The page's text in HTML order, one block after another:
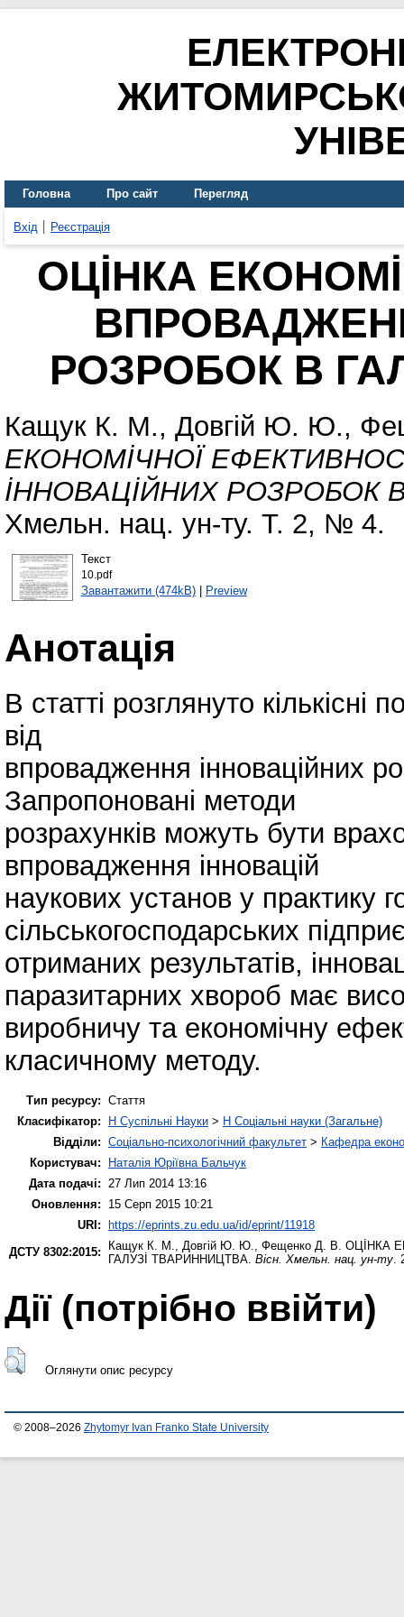
Головна Про сайт Перегляд
Вхід Реєстрація
ОЦİНКА
РОЗРОБОК В
Кащук К. М., Довгій Ю. Ю.,
ЕКОНОМİЧНОЇ
İННОВАЦİЙНИХ РОЗРОБОК
Хмельн. нац. ун-ту. Т. 2, № 4.
Текст
10.pdf
Завантажити (474kB)| Preview
Анотація
В статті розглянуто кількісні
від
впровадження інноваційних
Запропоновані методи
розрахунків можуть бути
впровадження інновацій
наукових установ у практику
сільськогосподарських
отриманих результатів,
паразитарних хвороб має
виробничу та економічну
класичному методу.
Тип ресурсу: Стаття
Класифікатор:
H Суспільні Науки > H Соціальні науки (Загальне)
Відділи: Соціально-психологічний факультет > Кафедра
Користувач:
Наталія Юріївна Бальчук
Дата подачі:
27 Лип 2014 13:16
Оновлення:
15 Серп 2015 10:21
URI: https://eprints.zu.edu.ua/id/eprint/11918
ДСТУ 8302:2015:
Кащук К. М. Довгій Ю. Ю. Фещенко Д. В. ОЦİНКА
ГАЛУЗİ ТВАРИННИЦТВА. Вісн. Хмельн. нац. ун-ту
Дії ​​(потрібно ввійти)
Оглянути опис ресурсу
© 2008–2026 Zhytomyr Ivan Franko State University